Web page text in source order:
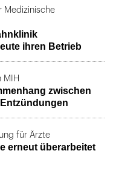
Medizinische
ihren Betrieb
MIH
zwischen
für Ärzte
erneut überarbeitet